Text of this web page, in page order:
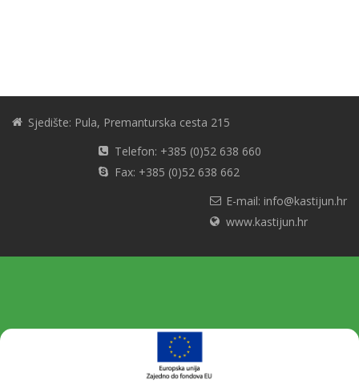
Sjedište: Pula, Premanturska cesta 215
Telefon: +385 (0)52 638 660
Fax: +385 (0)52 638 662
E-mail: info@kastijun.hr
www.kastijun.hr